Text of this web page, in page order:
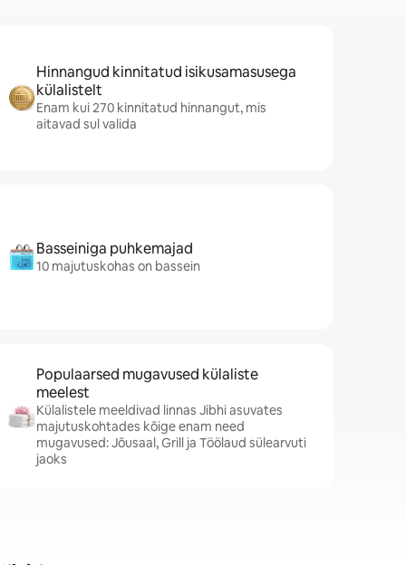
Hinnangud kinnitatud isikusamasusega
külalistelt
Enam kui 270 kinnitatud hinnangut, mis
aitavad sul valida
Basseiniga puhkemajad
10 majutuskohas on bassein
Populaarsed mugavused külaliste
meelest
Külalistele meeldivad linnas Jibhi asuvates
majutuskohtades kõige enam need
mugavused: Jõusaal, Grill ja Töölaud sülearvuti
jaoks